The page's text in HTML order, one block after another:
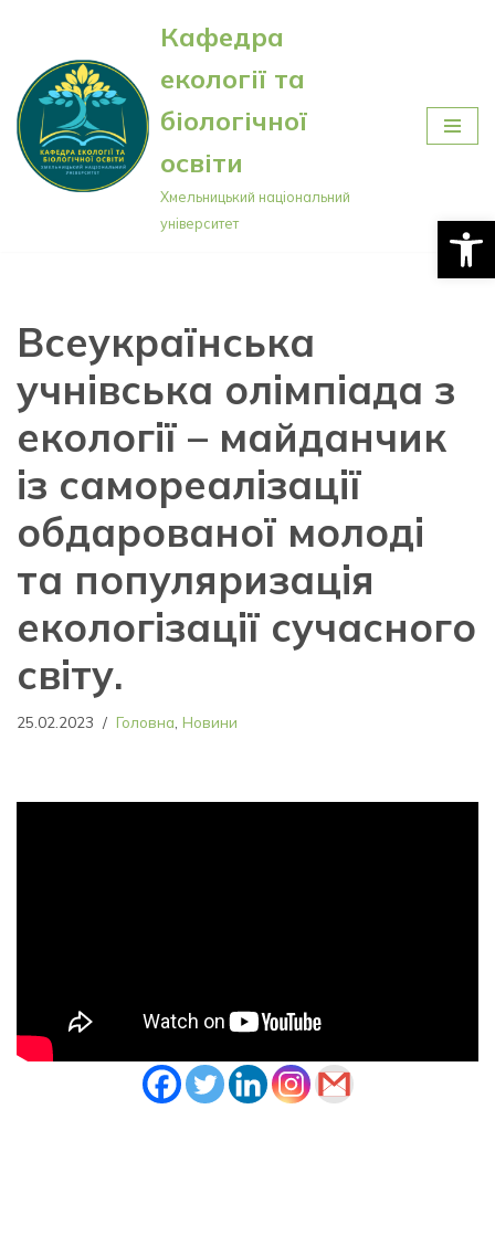
Перейти
до
вмісту
Кафедра
екології та
біологічної
освіти
Хмельницький національний
університет
Всеукраїнська
учнівська олімпіада з
екології – майданчик
із самореалізації
обдарованої молоді
та популяризація
екологізації сучасного
світу.
25.02.2023 Головна Новини